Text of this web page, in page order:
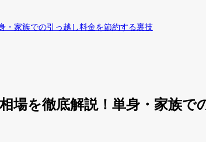
・家族での引っ越し料金を節約する裏技
場を徹底解説！単身・家族で